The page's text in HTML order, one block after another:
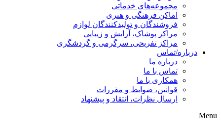
مجموعه‌های خدماتی
اماکن فرهنگی و هنری
فروشندگان و تولیدکنندگان لوازم
مراکز پوشاک، آرایش و زیبایی
مراکز تفریحی، سرگرمی و گردشگری
درباره/تماس
درباره ما
تماس با ما
همکاری با ما
قوانین، ضوابط و مقررات
ارسال نظرات، انتقاد و پیشنهاد
Menu